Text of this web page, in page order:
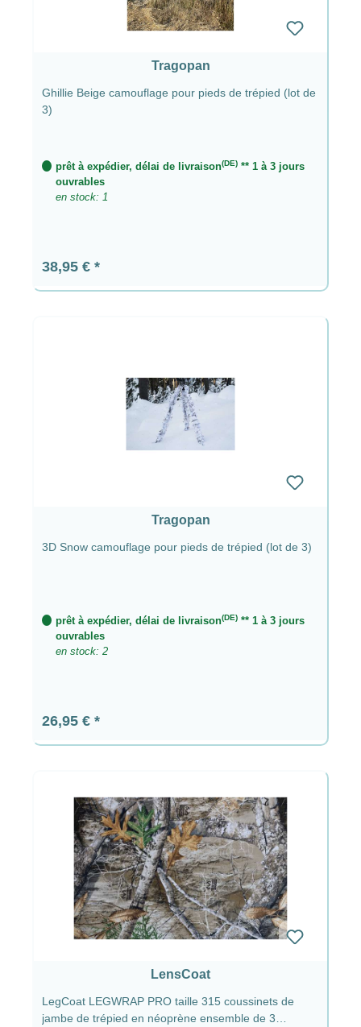
Tragopan
Ghillie Beige camouflage pour pieds de trépied (lot de
3)
prêt à expédier, délai de livraison(DE) ** 1 à 3 jours
ouvrables
en stock: 1
Prix régulier :
38,95 €
Tragopan
3D Snow camouflage pour pieds de trépied (lot de 3)
prêt à expédier, délai de livraison(DE) ** 1 à 3 jours
ouvrables
en stock: 2
Prix régulier :
26,95 €
LensCoat
LegCoat LEGWRAP PRO taille 315 coussinets de
jambe de trépied en néoprène ensemble de 3